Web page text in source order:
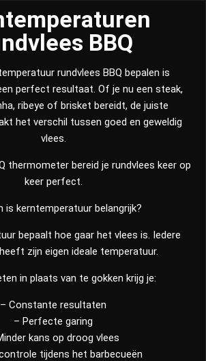
BBQ
rundvlees BBQ bepalen is
perfect resultaat. Of je nu een steak,
ribeye of brisket bereidt, de juiste
het verschil tussen goed en geweldig
vlees.
thermometer bereid je rundvlees keer op
keer perfect.
is kerntemperatuur belangrijk?
bepaalt hoe gaar het vlees is. Iedere
zijn eigen ideale temperatuur.
in plaats van te gokken krijg je:
– Constante resultaten
– Perfecte garing
kans op droog vlees
tijdens het barbecueën